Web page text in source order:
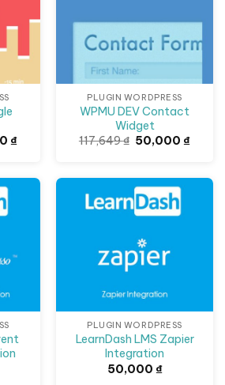
₫Giá
50,000 ₫.
PLUGIN WORDPRESS
WPMU DEV Contact
Widget
117,649₫ Giá
gốc
50,000₫Giá
PLUGIN WORDPRESS
LearnDash LMS Zapier
Integration
50,000 ₫